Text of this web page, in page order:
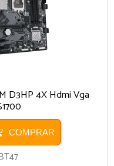
D3HP 4X Hdmi Vga
COMPRAR